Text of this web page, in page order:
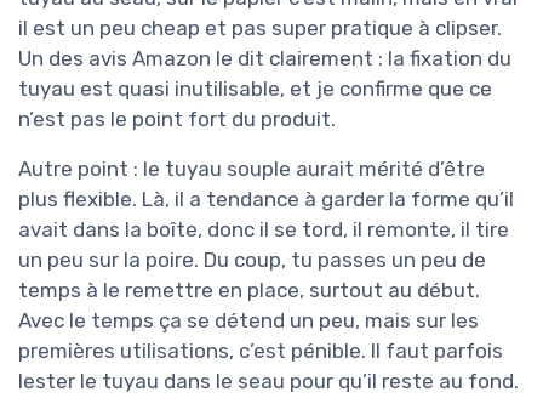
il est un peu cheap et pas super pratique à clipser.
Un des avis Amazon le dit clairement : la fixation du
tuyau est quasi inutilisable, et je confirme que ce
n’est pas le point fort du produit.
Autre point : le tuyau souple aurait mérité d’être
plus flexible. Là, il a tendance à garder la forme qu’il
avait dans la boîte, donc il se tord, il remonte, il tire
un peu sur la poire. Du coup, tu passes un peu de
temps à le remettre en place, surtout au début.
Avec le temps ça se détend un peu, mais sur les
premières utilisations, c’est pénible. Il faut parfois
lester le tuyau dans le seau pour qu’il reste au fond.